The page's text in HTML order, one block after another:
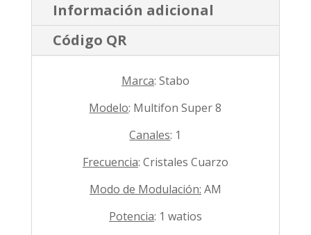
Información adicional
Código QR
Marca: Stabo
Modelo: Multifon Super 8
Canales: 1
Frecuencia: Cristales Cuarzo
Modo de Modulación: AM
Potencia: 1 watios